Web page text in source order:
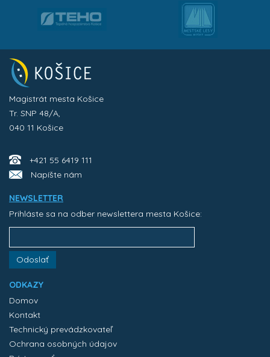
Magistrát mesta Košice
Tr. SNP 48/A,
040 11 Košice
+421 55 6419 111
Napíšte nám
NEWSLETTER
Prihláste sa na odber newslettera mesta Košice:
Odoslať
ODKAZY
Domov
Kontakt
Technický prevádzkovateľ
Ochrana osobných údajov